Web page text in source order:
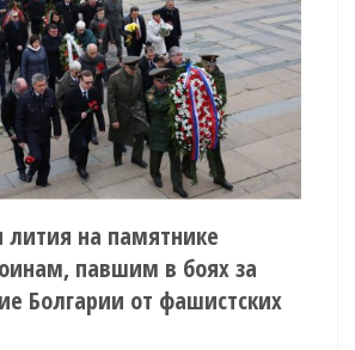
лития на памятнике
павшим в боях за
Болгарии от фашистских